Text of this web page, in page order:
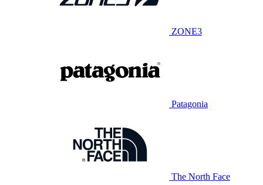
ZONE3
Patagonia
The North Face